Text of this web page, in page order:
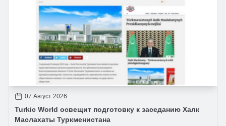
07 Август 2026
Turkic World освещит подготовку к заседанию Халк
Маслахаты Туркменистана